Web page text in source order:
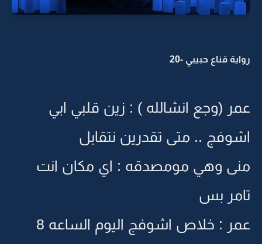
رواية قناع حبيبي -20
عمر (وجع انشالله ) : زين قلبي ابي
اشوفج .. متى تقدرين نتقابل
منى وهي مومصدقه : اي مكان انت
تامر بس
عمر : خلاص اشوفج اليوم الساعه 8